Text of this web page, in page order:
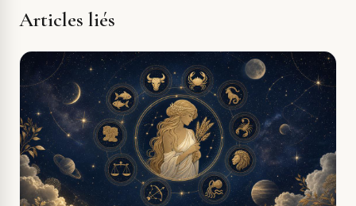
Articles liés